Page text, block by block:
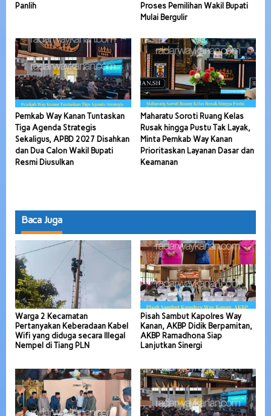
Panlih
Proses Pemilihan Wakil Bupati
Mulai Bergulir
Pemkab Way Kanan Tuntaskan
Tiga Agenda Strategis
Sekaligus, APBD 2027 Disahkan
dan Dua Calon Wakil Bupati
Resmi Diusulkan
Maharatu Soroti Ruang Kelas
Rusak hingga Pustu Tak Layak,
Minta Pemkab Way Kanan
Prioritaskan Layanan Dasar dan
Keamanan
Baca Juga
Warga 2 Kecamatan
Pertanyakan Keberadaan Kabel
Wifi yang diduga secara Illegal
Nempel di Tiang PLN
Pisah Sambut Kapolres Way
Kanan, AKBP Didik Berpamitan,
AKBP Ramadhona Siap
Lanjutkan Sinergi